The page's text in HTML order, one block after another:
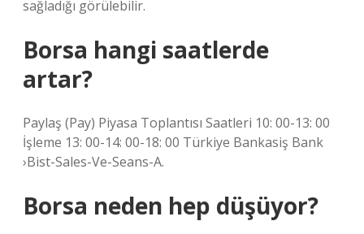
sağladığı görülebilir.
Borsa hangi saatlerde
artar?
Paylaş (Pay) Piyasa Toplantısı Saatleri 10: 00-13: 00
İşleme 13: 00-14: 00-18: 00 Türkiye Bankasiş Bank
›Bist-Sales-Ve-Seans-A.
Borsa neden hep düşüyor?